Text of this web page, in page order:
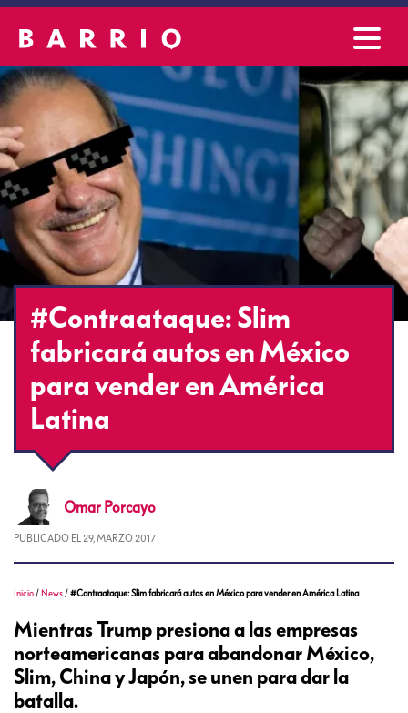
#Contraataque: Slim
fabricará autos en México
para vender en América
Latina
Omar Porcayo
PUBLICADO EL 29, MARZO 2017
Inicio / News /#Contraataque: Slim fabricará autos en México para vender en América Latina
Mientras Trump presiona a las empresas
norteamericanas para abandonar México,
Slim, China y Japón, se unen para dar la
batalla.